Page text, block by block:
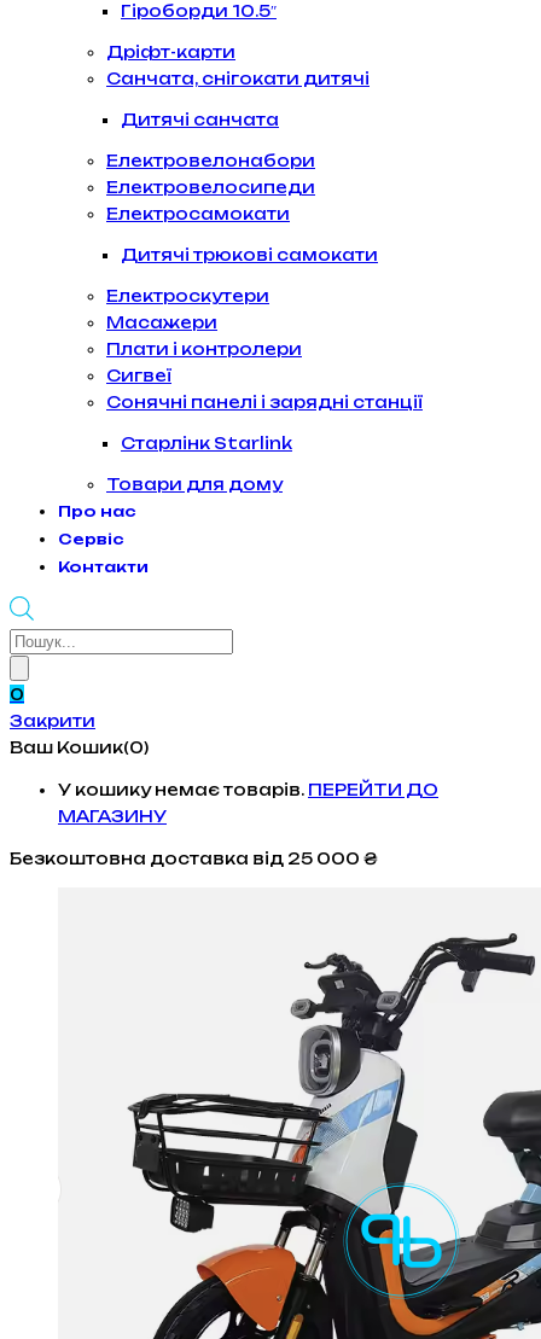
Гіроборди 10.5″
Дріфт-карти
Санчата, снігокати дитячі
Дитячі санчата
Електровелонабори
Електровелосипеди
Електросамокати
Дитячі трюкові самокати
Електроскутери
Масажери
Плати і контролери
Сигвеї
Сонячні панелі і зарядні станції
Старлінк Starlink
Товари для дому
Про нас
Сервіс
Контакти
Products
0
Закрити
Ваш Кошик(0)
У кошику немає товарів. ПЕРЕЙТИ ДО
МАГАЗИНУ
Безкоштовна доставка від 25 000 ₴